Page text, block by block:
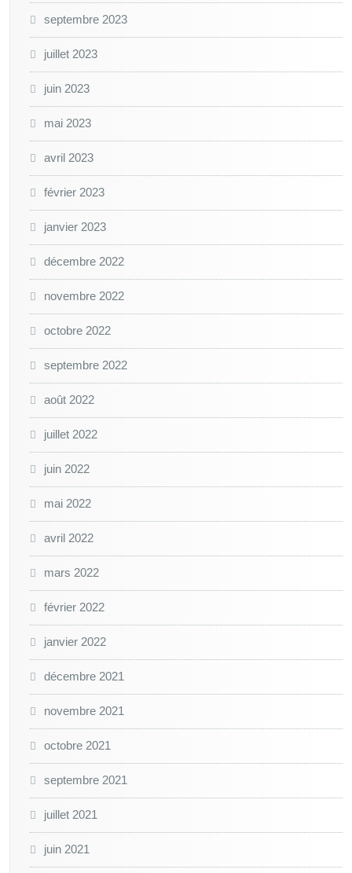
septembre 2023
juillet 2023
juin 2023
mai 2023
avril 2023
février 2023
janvier 2023
décembre 2022
novembre 2022
octobre 2022
septembre 2022
août 2022
juillet 2022
juin 2022
mai 2022
avril 2022
mars 2022
février 2022
janvier 2022
décembre 2021
novembre 2021
octobre 2021
septembre 2021
juillet 2021
juin 2021